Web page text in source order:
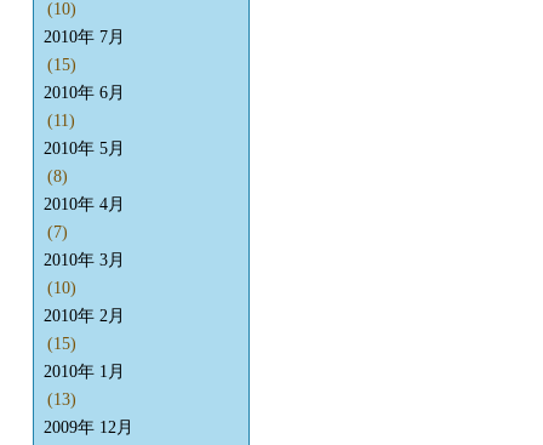
(10)
2010年 7月
(15)
2010年 6月
(11)
2010年 5月
(8)
2010年 4月
(7)
2010年 3月
(10)
2010年 2月
(15)
2010年 1月
(13)
2009年 12月